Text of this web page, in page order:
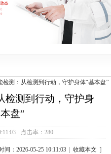
检测：从检测到行动，守护身体“基本盘”
检测到行动，守护身
盘”
点击率：280
：2026-05-25 10:11:03 | 收藏本文 ]